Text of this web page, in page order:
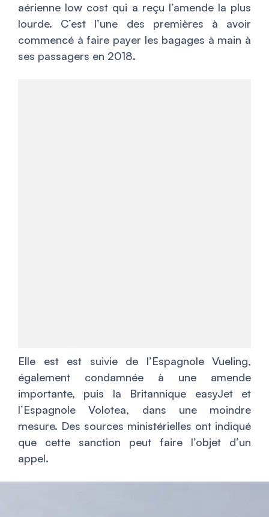
aérienne low cost qui a reçu l’amende la plus
lourde. C’est l’une des premières à avoir
commencé à faire payer les bagages à main à
ses passagers en 2018.
Elle est est suivie de l’Espagnole Vueling,
également condamnée à une amende
importante, puis la Britannique easyJet et
l’Espagnole Volotea, dans une moindre
mesure. Des sources ministérielles ont indiqué
que cette sanction peut faire l’objet d’un
appel.